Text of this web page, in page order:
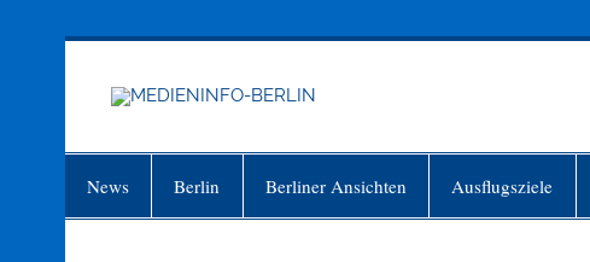
News Berlin Berliner Ansichten Ausflugsziele